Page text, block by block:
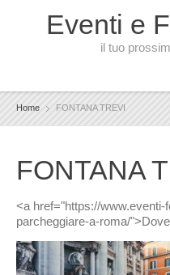
Eventi e
il tuo
Home FONTANA TREVI
FONTANA
<a href="https://
parcheggiare-a-roma/